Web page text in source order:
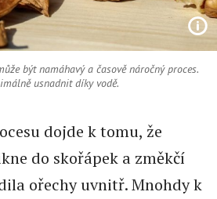
být namáhavý a časově náročný proces.
usnadnit díky vodě.
dojde k tomu, že
do skořápek a změkčí
ořechy uvnitř. Mnohdy k